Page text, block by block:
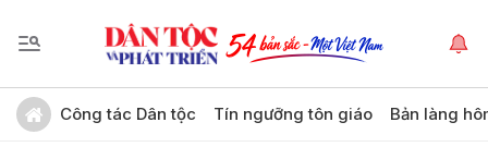
Công tác Dân tộc Tín ngưỡng tôn giáo Bản làng